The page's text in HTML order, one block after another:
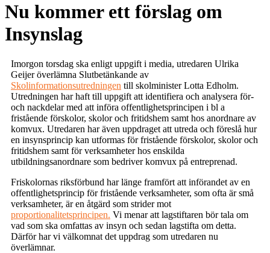
Nu kommer ett förslag om
Insynslag
Imorgon torsdag ska enligt uppgift i media, utredaren Ulrika
Geijer överlämna Slutbetänkande av
Skolinformationsutredningen till skolminister Lotta Edholm.
Utredningen har haft till uppgift att identifiera och analysera för-
och nackdelar med att införa offentlighetsprincipen i bl a
fristående förskolor, skolor och fritidshem samt hos anordnare av
komvux. Utredaren har även uppdraget att utreda och föreslå hur
en insynsprincip kan utformas för fristående förskolor, skolor och
fritidshem samt för verksamheter hos enskilda
utbildningsanordnare som bedriver komvux på entreprenad.
Friskolornas riksförbund har länge framfört att införandet av en
offentlighetsprincip för fristående verksamheter, som ofta är små
verksamheter, är en åtgärd som strider mot
proportionalitetsprincipen. Vi menar att lagstiftaren bör tala om
vad som ska omfattas av insyn och sedan lagstifta om detta.
Därför har vi välkomnat det uppdrag som utredaren nu
överlämnar.